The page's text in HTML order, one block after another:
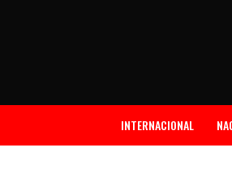
INTERNACIONAL